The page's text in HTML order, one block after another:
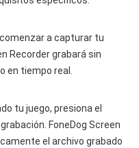
a capturar tu
Recorder grabará sin
en tiempo real.
tu juego, presiona el
FoneDog Screen
el archivo grabado